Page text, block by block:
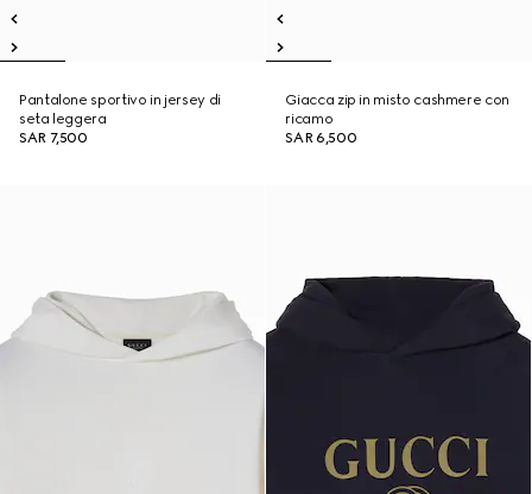
Pantalone sportivo in jersey di
seta leggera
SAR 7,500
Giacca zip in misto cashmere con
ricamo
SAR 6,500